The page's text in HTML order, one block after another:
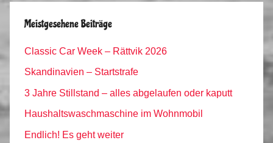
Meistgesehene Beiträge
Classic Car Week – Rättvik 2026
Skandinavien – Startstrafe
3 Jahre Stillstand – alles abgelaufen oder kaputt
Haushaltswaschmaschine im Wohnmobil
Endlich! Es geht weiter